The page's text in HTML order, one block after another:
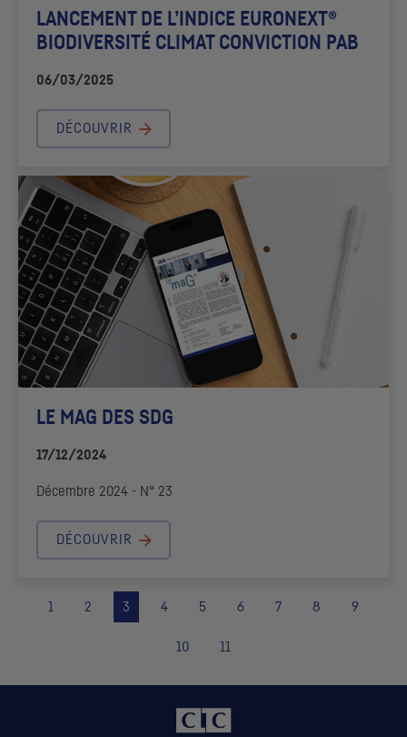
LANCEMENT DE L’INDICE EURONEXT®
BIODIVERSITÉ CLIMAT CONVICTION PAB
06/03/2025
DÉCOUVRIR
LE MAG DES SDG
17/12/2024
Décembre 2024 - N° 23
DÉCOUVRIR
1 2 3 4 5 6 7 8 9
10 11